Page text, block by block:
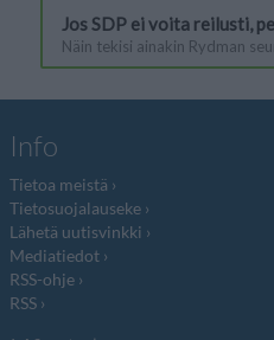
Info
Tietoa meistä
Tietosuojalauseke
Lähetä uutisvinkki
Mediatiedot
RSS-ohje
RSS